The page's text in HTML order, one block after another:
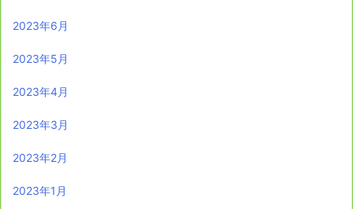
2023年6月
2023年5月
2023年4月
2023年3月
2023年2月
2023年1月